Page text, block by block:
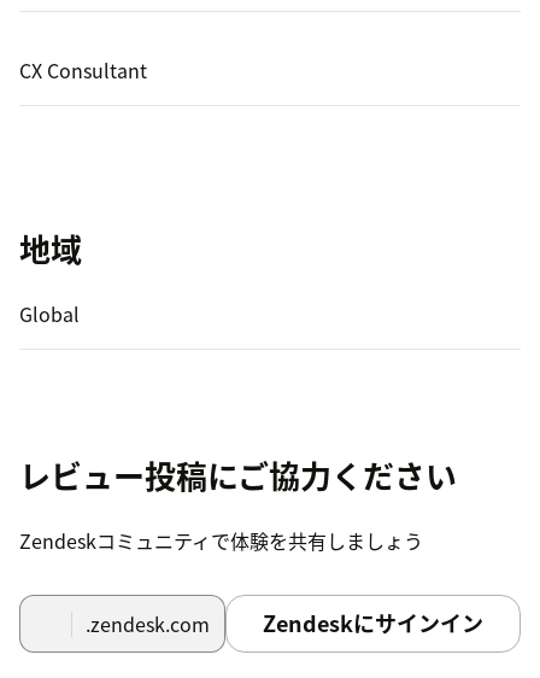
CX Consultant
地域
Global
レビュー投稿にご協力ください
Zendeskコミュニティで体験を共有しましょう
.zendesk.com Zendeskにサインイン